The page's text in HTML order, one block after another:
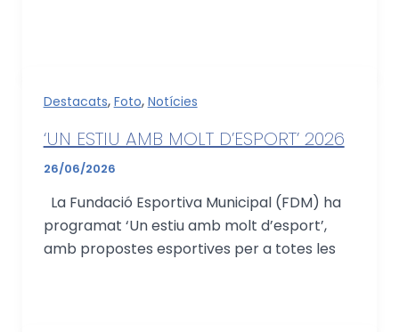
Destacats, Foto, Notícies
‘UN ESTIU AMB MOLT D’ESPORT’ 2026
26/06/2026
La Fundació Esportiva Municipal (FDM) ha
programat ‘Un estiu amb molt d’esport’,
amb propostes esportives per a totes les